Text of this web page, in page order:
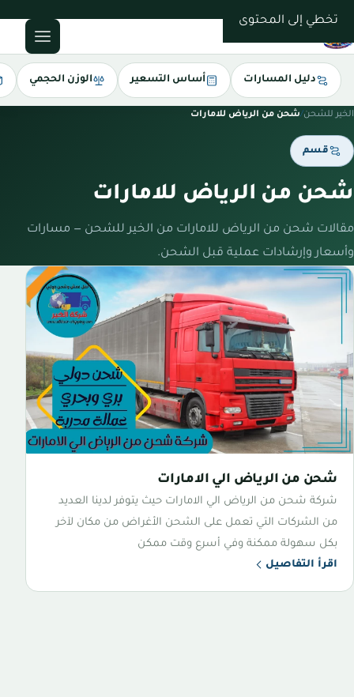
تخطي إلى المحتوى
دليل المسارات أساس التسعير الوزن الحجمي
الخير للشحن/شحن من الرياض للامارات
قسم
شحن من الرياض للامارات
مقالات شحن من الرياض للامارات من الخير للشحن — مسارات
وأسعار وإرشادات عملية قبل الشحن.
شحن من الرياض الي الامارات
شركة شحن من الرياض الي الامارات حيث يتوفر لدينا العديد
من الشركات التي تعمل على الشحن الأغراض من مكان لآخر
بكل سهولة ممكنة وفي أسرع وقت ممكن
اقرأ التفاصيل